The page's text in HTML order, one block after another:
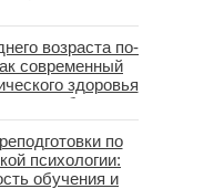
возраста по-
современный
здоровья
пересобрать
без таблеток
ДПДГ и КПТ)по
психологии:
обучения и